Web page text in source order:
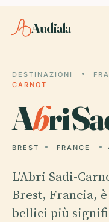
Audiala
DESTINAZIONI
CARNOT
Abri
BREST FRANCE
L'Abri Sadi-
Brest, Francia,
bellici più